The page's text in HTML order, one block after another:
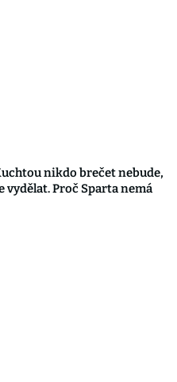
nikdo brečet nebude,
vydělat. Proč Sparta nemá